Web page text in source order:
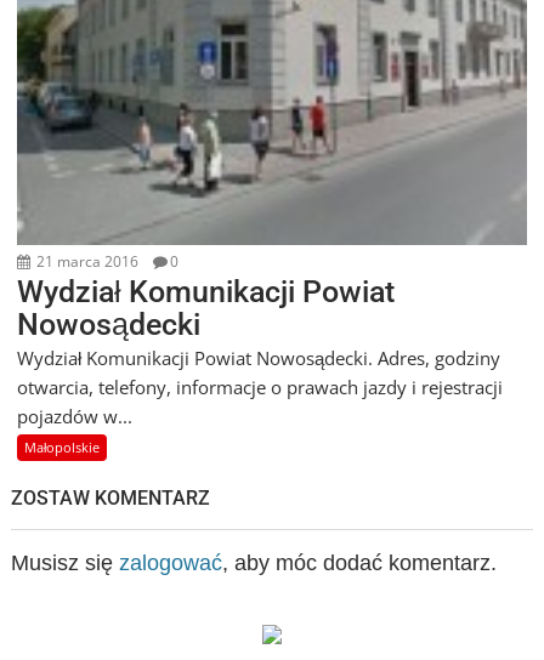
21 marca 2016 0
Wydział Komunikacji Powiat
Nowosądecki
Wydział Komunikacji Powiat Nowosądecki. Adres, godziny
otwarcia, telefony, informacje o prawach jazdy i rejestracji
pojazdów w...
Małopolskie
ZOSTAW KOMENTARZ
Musisz się zalogować, aby móc dodać komentarz.